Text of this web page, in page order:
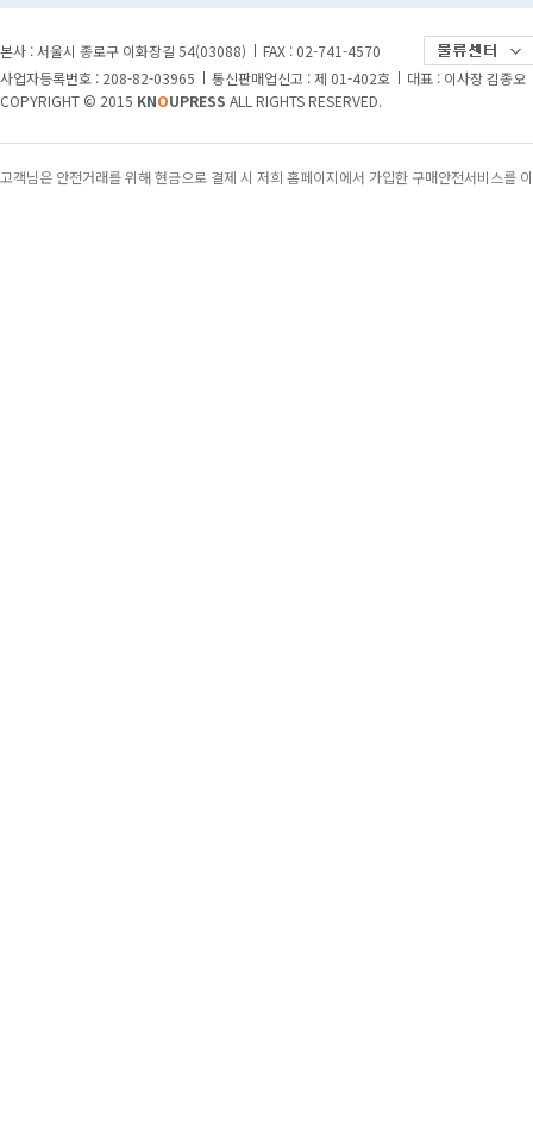
[교양]자유와 민권 그리고 조선을 둘러싼 1880
[교양]자유와 민권 그리고 조선을 둘러싼 1880
[특집]“학생들에겐 더 풍부한 콘텐츠를, 학교
[Weekly 시네마]“오디세우스의 여정을 한국
본사 : 서울시 종로구 이화장길 54(03088)
FAX : 02-741-4570
사업자등록번호 : 208-82-03965
통신판매업신고 : 제 01-402호
대표 : 이사장 김종오
COPYRIGHT © 2015 KNOUPRESS ALL RIGHTS RESERVED.
고객님은 안전거래를 위해 현금으로 결제 시 저희 홈페이지에서 가입한 구매안전서비스를